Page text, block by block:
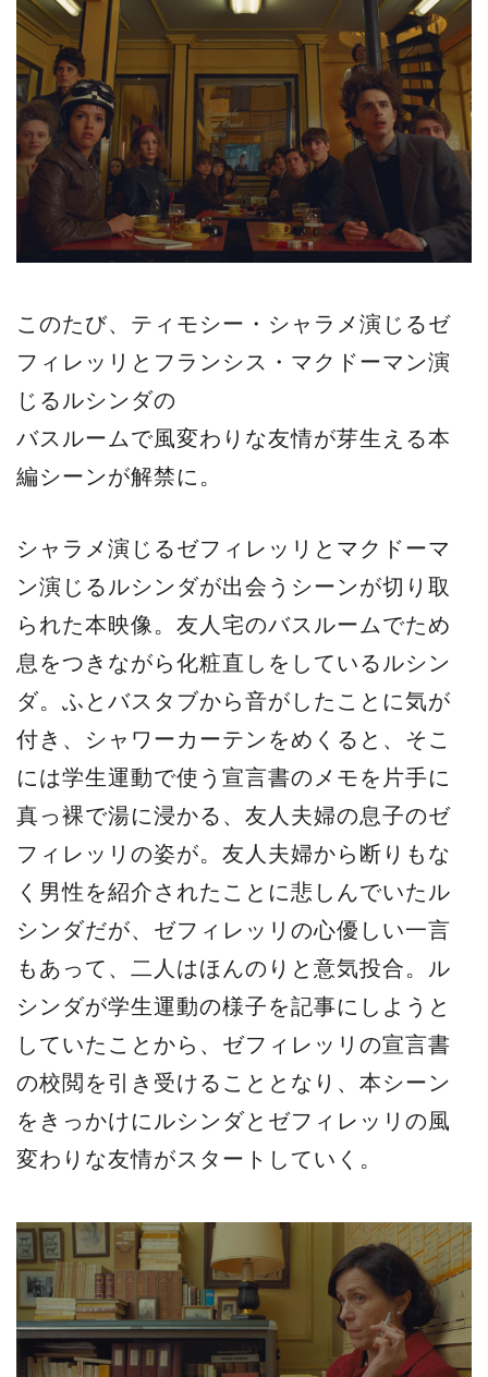
このたび、ティモシー・シャラメ演じるゼ
フィレッリとフランシス・マクドーマン演
じるルシンダの
バスルームで風変わりな友情が芽生える本
編シーンが解禁に。
シャラメ演じるゼフィレッリとマクドーマ
ン演じるルシンダが出会うシーンが切り取
られた本映像。友人宅のバスルームでため
息をつきながら化粧直しをしているルシン
ダ。ふとバスタブから音がしたことに気が
付き、シャワーカーテンをめくると、そこ
には学生運動で使う宣言書のメモを片手に
真っ裸で湯に浸かる、友人夫婦の息子のゼ
フィレッリの姿が。友人夫婦から断りもな
く男性を紹介されたことに悲しんでいたル
シンダだが、ゼフィレッリの心優しい一言
もあって、二人はほんのりと意気投合。ル
シンダが学生運動の様子を記事にしようと
していたことから、ゼフィレッリの宣言書
の校閲を引き受けることとなり、本シーン
をきっかけにルシンダとゼフィレッリの風
変わりな友情がスタートしていく。